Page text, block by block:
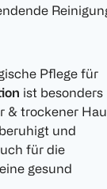
Pflege für
ist besonders
& trockener
und
für die
gesund